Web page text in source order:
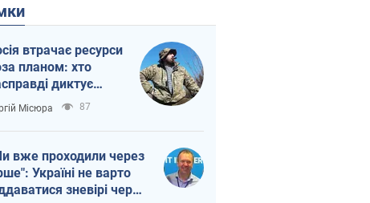
втрачає ресурси
планом: хто
диктує
війни
Місюра 87
вже проходили через
Україні не варто
зневірі через